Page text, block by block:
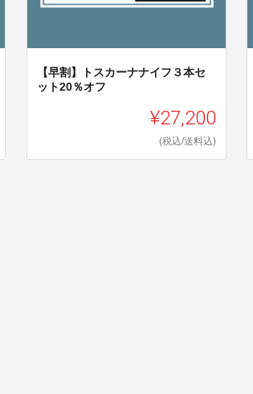
【早割】トスカーナナイフ３本セ
ット20％オフ
¥27,200
(税込/送料込)